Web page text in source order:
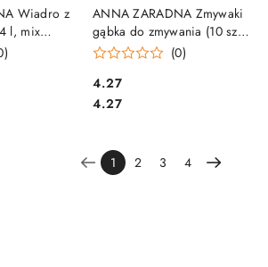
Wiadro z
l, mix
ANNA ZARADNA Zmywaki
gąbka do zmywania (10 szt.)
PG-5208
(0)
Cena:
4.27
Cena:
4.27
DO KOSZYKA
1 2 3 4